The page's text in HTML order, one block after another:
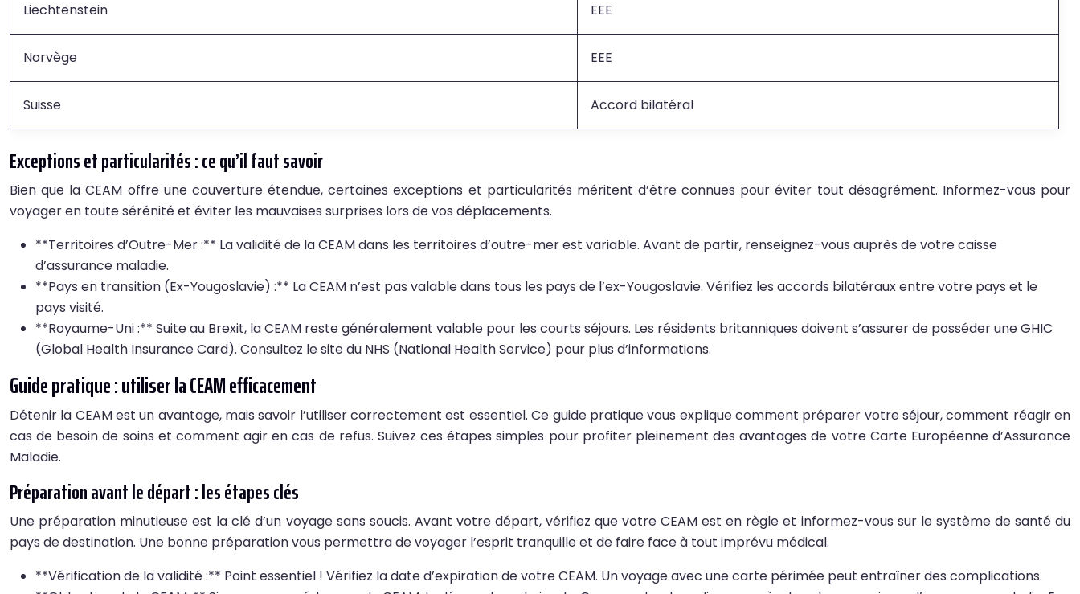
Liechtenstein EEE
Norvège EEE
Suisse Accord bilatéral
Exceptions et particularités : ce qu’il faut savoir
Bien que la CEAM offre une couverture étendue, certaines exceptions et particularités méritent d’être connues pour éviter tout désagrément. Informez-vous pour
voyager en toute sérénité et éviter les mauvaises surprises lors de vos déplacements.
**Territoires d’Outre-Mer :** La validité de la CEAM dans les territoires d’outre-mer est variable. Avant de partir, renseignez-vous auprès de votre caisse
d’assurance maladie.
**Pays en transition (Ex-Yougoslavie) :** La CEAM n’est pas valable dans tous les pays de l’ex-Yougoslavie. Vérifiez les accords bilatéraux entre votre pays et le
pays visité.
**Royaume-Uni :** Suite au Brexit, la CEAM reste généralement valable pour les courts séjours. Les résidents britanniques doivent s’assurer de posséder une GHIC
(Global Health Insurance Card). Consultez le site du NHS (National Health Service) pour plus d’informations.
Guide pratique : utiliser la CEAM efficacement
Détenir la CEAM est un avantage, mais savoir l’utiliser correctement est essentiel. Ce guide pratique vous explique comment préparer votre séjour, comment réagir en
cas de besoin de soins et comment agir en cas de refus. Suivez ces étapes simples pour profiter pleinement des avantages de votre Carte Européenne d’Assurance
Maladie.
Préparation avant le départ : les étapes clés
Une préparation minutieuse est la clé d’un voyage sans soucis. Avant votre départ, vérifiez que votre CEAM est en règle et informez-vous sur le système de santé du
pays de destination. Une bonne préparation vous permettra de voyager l’esprit tranquille et de faire face à tout imprévu médical.
**Vérification de la validité :** Point essentiel ! Vérifiez la date d’expiration de votre CEAM. Un voyage avec une carte périmée peut entraîner des complications.